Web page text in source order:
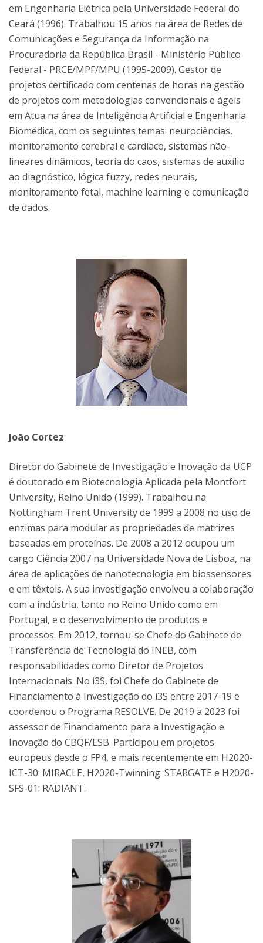
em Engenharia Elétrica pela Universidade Federal do
Ceará (1996). Trabalhou 15 anos na área de Redes de
Comunicações e Segurança da Informação na
Procuradoria da República Brasil - Ministério Público
Federal - PRCE/MPF/MPU (1995-2009). Gestor de
projetos certificado com centenas de horas na gestão
de projetos com metodologias convencionais e ágeis
em Atua na área de Inteligência Artificial e Engenharia
Biomédica, com os seguintes temas: neurociências,
monitoramento cerebral e cardíaco, sistemas não-
lineares dinâmicos, teoria do caos, sistemas de auxílio
ao diagnóstico, lógica fuzzy, redes neurais,
monitoramento fetal, machine learning e comunicação
de dados.
João Cortez
Diretor do Gabinete de Investigação e Inovação da UCP
é doutorado em Biotecnologia Aplicada pela Montfort
University, Reino Unido (1999). Trabalhou na
Nottingham Trent University de 1999 a 2008 no uso de
enzimas para modular as propriedades de matrizes
baseadas em proteínas. De 2008 a 2012 ocupou um
cargo Ciência 2007 na Universidade Nova de Lisboa, na
área de aplicações de nanotecnologia em biossensores
e em têxteis. A sua investigação envolveu a colaboração
com a indústria, tanto no Reino Unido como em
Portugal, e o desenvolvimento de produtos e
processos. Em 2012, tornou-se Chefe do Gabinete de
Transferência de Tecnologia do INEB, com
responsabilidades como Diretor de Projetos
Internacionais. No i3S, foi Chefe do Gabinete de
Financiamento à Investigação do i3S entre 2017-19 e
coordenou o Programa RESOLVE. De 2019 a 2023 foi
assessor de Financiamento para a Investigação e
Inovação do CBQF/ESB. Participou em projetos
europeus desde o FP4, e mais recentemente em H2020-
ICT-30: MIRACLE, H2020-Twinning: STARGATE e H2020-
SFS-01: RADIANT.